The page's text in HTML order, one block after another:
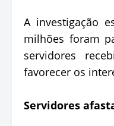
A investigação
milhões foram
servidores
favorecer os
Servidores